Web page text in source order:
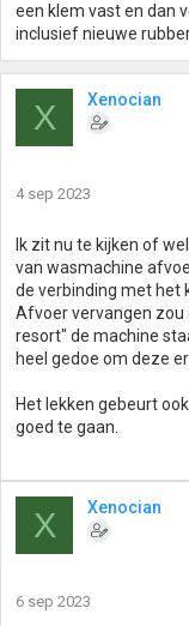
een klem vast en dan
inclusief nieuwe
X Xenocian
4 sep 2023
Ik zit nu te kijken of
van wasmachine
de verbinding met het
Afvoer vervangen zou
resort" de machine
heel gedoe om deze
Het lekken gebeurt
goed te gaan.
X Xenocian
6 sep 2023